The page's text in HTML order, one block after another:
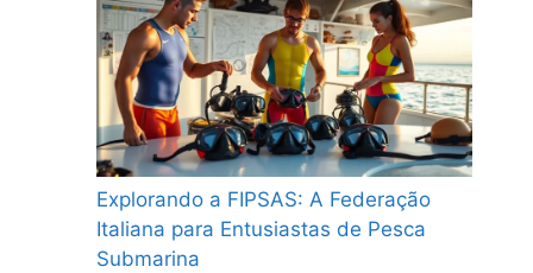
Explorando a FIPSAS: A Federação
Italiana para Entusiastas de Pesca
Submarina